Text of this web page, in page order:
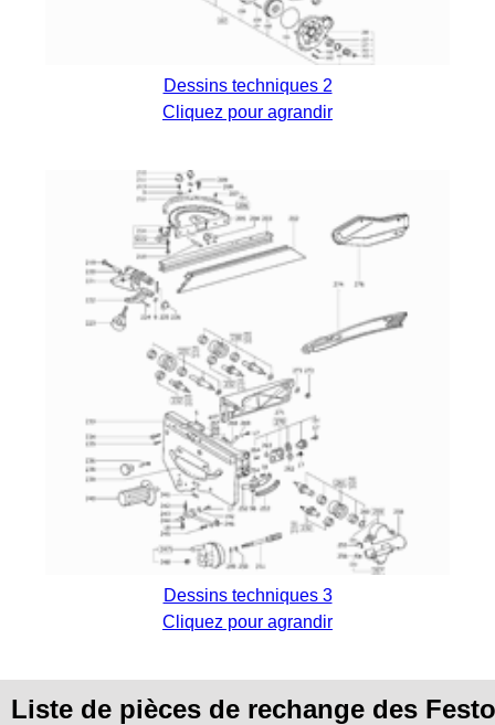
Dessins techniques 2
Cliquez pour agrandir
Dessins techniques 3
Cliquez pour agrandir
Liste de pièces de rechange des